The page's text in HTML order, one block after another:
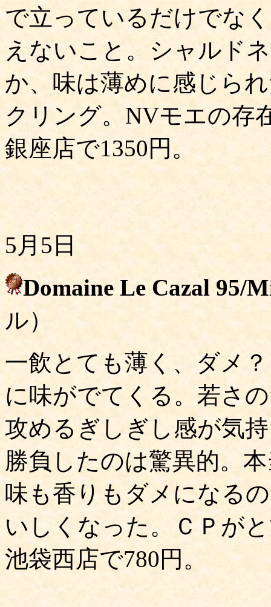
で立っているだけでな
えないこと。シャルド
か、味は薄めに感じら
クリング。NVモエの存
銀座店で1350円。
5月5日
Domaine Le Cazal 95/
ル）
一飲とても薄く、ダメ
に味がでてくる。若さ
攻めるぎしぎし感が気
勝負したのは驚異的。
味も香りもダメになる
いしくなった。ＣＰが
池袋西店で780円。